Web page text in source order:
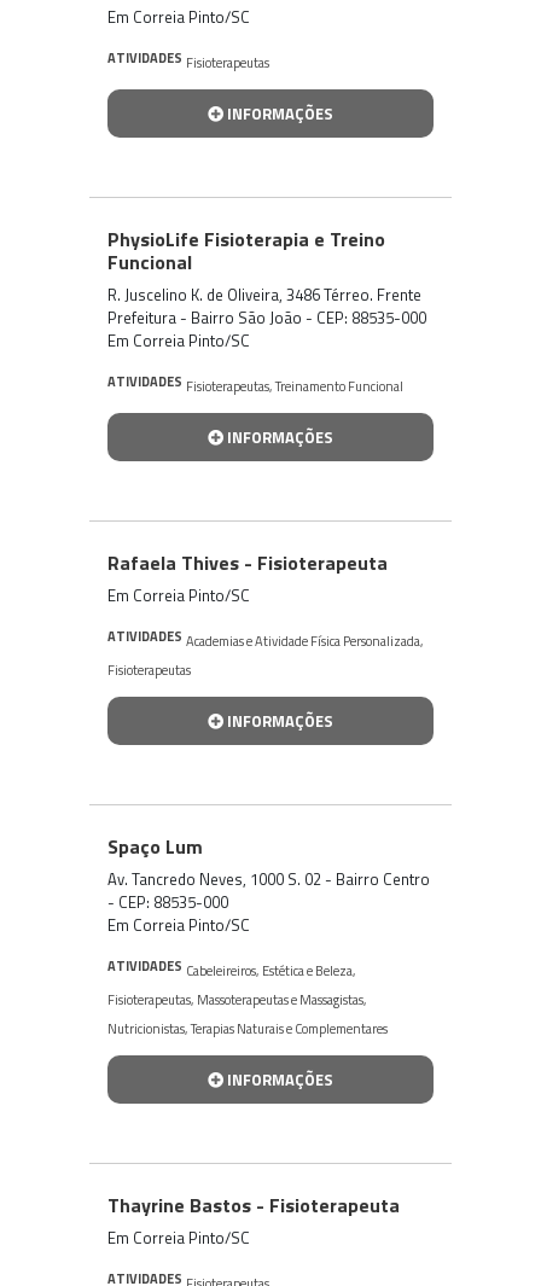
Em Correia Pinto/SC
ATIVIDADES Fisioterapeutas
INFORMAÇÕES
PhysioLife Fisioterapia e Treino
Funcional
R. Juscelino K. de Oliveira, 3486 Térreo. Frente
Prefeitura - Bairro São João - CEP: 88535-000
Em Correia Pinto/SC
ATIVIDADES Fisioterapeutas,Treinamento Funcional
INFORMAÇÕES
Rafaela Thives - Fisioterapeuta
Em Correia Pinto/SC
ATIVIDADES Academias e Atividade Física Personalizada,
Fisioterapeutas
INFORMAÇÕES
Spaço Lum
Av. Tancredo Neves, 1000 S. 02 - Bairro Centro
- CEP: 88535-000
Em Correia Pinto/SC
ATIVIDADES Cabeleireiros, Estética e Beleza,
Fisioterapeutas, Massoterapeutas e Massagistas,
Nutricionistas,Terapias Naturais e Complementares
INFORMAÇÕES
Thayrine Bastos - Fisioterapeuta
Em Correia Pinto/SC
ATIVIDADES